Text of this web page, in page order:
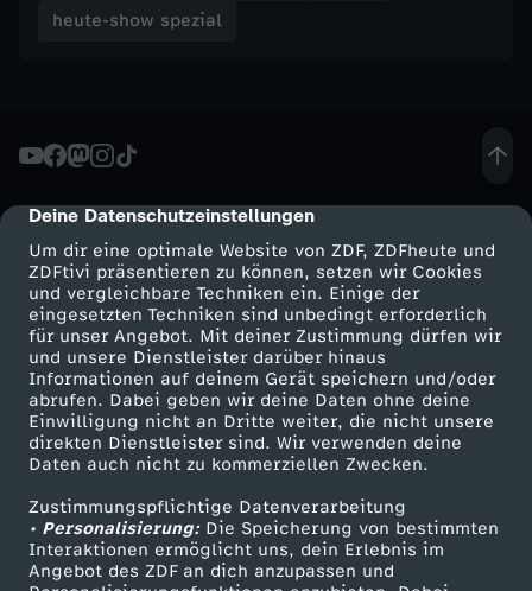
cmp-dialog-description
Deine Datenschutzeinstellungen
Um dir eine optimale Website von ZDF, ZDFheute und
ZDFtivi präsentieren zu können, setzen wir Cookies
und vergleichbare Techniken ein. Einige der
eingesetzten Techniken sind unbedingt erforderlich
für unser Angebot. Mit deiner Zustimmung dürfen wir
und unsere Dienstleister darüber hinaus
Informationen auf deinem Gerät speichern und/oder
abrufen. Dabei geben wir deine Daten ohne deine
Einwilligung nicht an Dritte weiter, die nicht unsere
direkten Dienstleister sind. Wir verwenden deine
Daten auch nicht zu kommerziellen Zwecken.
Zustimmungspflichtige Datenverarbeitung
• Personalisierung:Die Speicherung von bestimmten
Interaktionen ermöglicht uns, dein Erlebnis im
Angebot des ZDF an dich anzupassen und
e
H
O
W
N
A
L
–
L
heute-show spezial
Mehr ZDF
ZDF-Apps
Smart TV
ZDFtext
Livestreams
Sendungen A-Z
TV-Programm
Service
ZDFmitreden
Kontakt zum ZDF
Tickets
Zuschauerservice
Hilfe